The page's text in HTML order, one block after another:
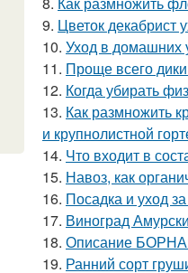
9. Цветок декабрист
10. Уход в домашних
11. Проще всего
12. Когда убирать
13. Как размножить
и крупнолистной
14. Что входит в
15. Навоз, как
16. Посадка и уход
17. Виноград
18. Описание
19. Ранний сорт